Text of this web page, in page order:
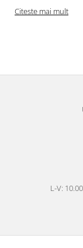
Citeste mai mult
L-V: